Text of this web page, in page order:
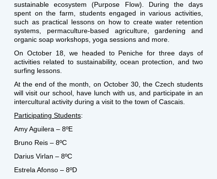
sustainable ecosystem (Purpose Flow). During the days
spent on the farm, students engaged in various activities,
such as practical lessons on how to create water retention
systems, permaculture-based agriculture, gardening and
organic soap workshops, yoga sessions and more.
On October 18, we headed to Peniche for three days of
activities related to sustainability, ocean protection, and two
surfing lessons.
At the end of the month, on October 30, the Czech students
will visit our school, have lunch with us, and participate in an
intercultural activity during a visit to the town of Cascais.
Participating Students:
Amy Aguilera – 8ºE
Bruno Reis – 8ºC
Darius Virlan – 8ºC
Estrela Afonso – 8ºD